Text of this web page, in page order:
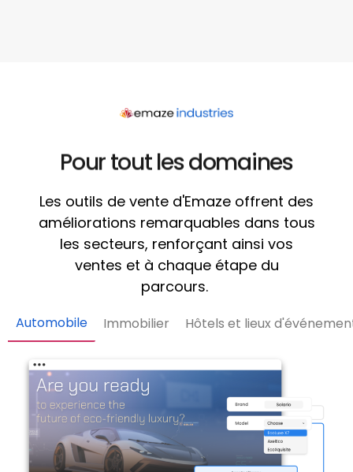
Pour tout les domaines
Les outils de vente d'Emaze offrent des
améliorations remarquables dans tous
les secteurs, renforçant ainsi vos
ventes et à chaque étape du
parcours.
Automobile Immobilier Hôtels et lieux